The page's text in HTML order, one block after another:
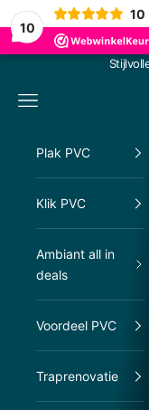
10
10
Menu
Plak PVC
Klik PVC
Ambiant all in
deals
Voordeel PVC
Traprenovatie